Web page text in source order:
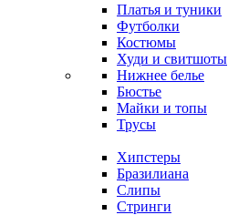
Платья и туники
Футболки
Костюмы
Худи и свитшоты
Нижнее белье
Бюстье
Майки и топы
Трусы
Хипстеры
Бразилиана
Слипы
Стринги